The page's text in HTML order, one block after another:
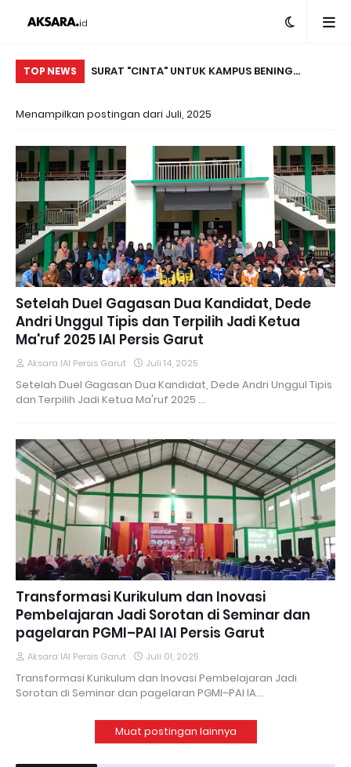
TOP NEWS
Bupati Garut
SURAT "CINTA" UNTUK KAMPUS BENING
Menampilkan postingan dari Juli, 2025
Setelah Duel Gagasan Dua Kandidat, Dede
Andri Unggul Tipis dan Terpilih Jadi Ketua
Ma'ruf 2025 IAI Persis Garut
Aksara IAI Persis Garut Juli 14, 2025
Setelah Duel Gagasan Dua Kandidat, Dede Andri Unggul Tipis
dan Terpilih Jadi Ketua Ma'ruf 2025 …
Transformasi Kurikulum dan Inovasi
Pembelajaran Jadi Sorotan di Seminar dan
pagelaran PGMI–PAI IAI Persis Garut
Aksara IAI Persis Garut Juli 01, 2025
Transformasi Kurikulum dan Inovasi Pembelajaran Jadi
Sorotan di Seminar dan pagelaran PGMI–PAI IA…
Muat postingan lainnya